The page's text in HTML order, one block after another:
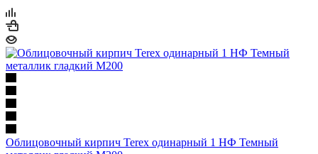
Облицовочный кирпич Terex одинарный 1 НФ Темный